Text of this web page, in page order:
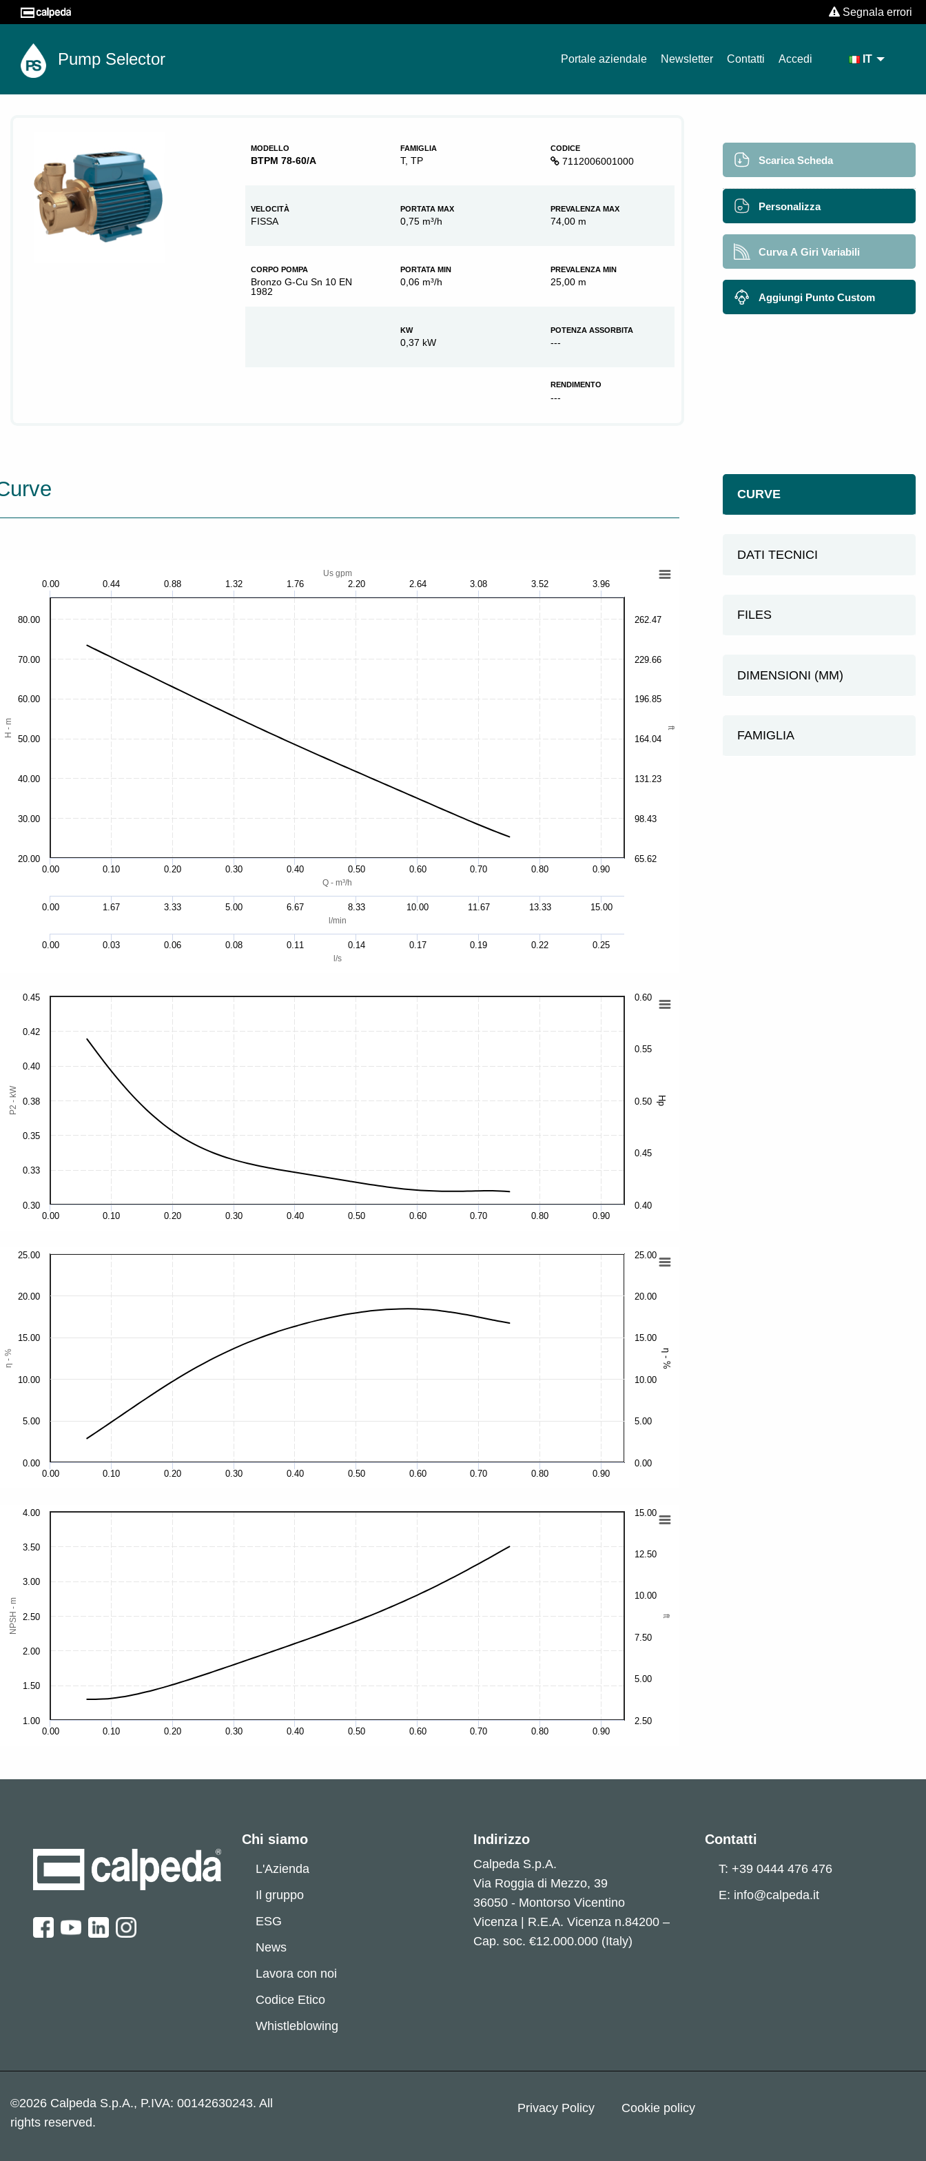
Segnala errori
Pump Selector Portale aziendale Newsletter Contatti Accedi IT
MODELLO
BTPM 78-60/A
FAMIGLIA
T, TP
CODICE
7112006001000
VELOCITÀ
FISSA
PORTATA MAX
0,75 m³/h
PREVALENZA MAX
74,00 m
CORPO POMPA
Bronzo G-Cu Sn 10 EN
1982
PORTATA MIN
0,06 m³/h
PREVALENZA MIN
25,00 m
KW
0,37 kW
POTENZA ASSORBITA
---
RENDIMENTO
---
Scarica Scheda
Personalizza
Curva A Giri Variabili
Aggiungi Punto Custom
Q - m³/h
l/min
l/s
Us gpm
H - m ft
0.00 0.10 0.20 0.30 0.40 0.50 0.60 0.70 0.80 0.90
0.00 1.67 3.33 5.00 6.67 8.33 10.00 11.67 13.33 15.00
0.00 0.03 0.06 0.08 0.11 0.14 0.17 0.19 0.22 0.25
0.00 0.44 0.88 1.32 1.76 2.20 2.64 3.08 3.52 3.96
20.00
30.00
40.00
50.00
60.00
70.00
80.00
65.62
98.43
131.23
164.04
196.85
229.66
262.47
P2 - kW Hp
0.00 0.10 0.20 0.30 0.40 0.50 0.60 0.70 0.80 0.90
0.30
0.40
0.33
0.35
0.38
0.42
0.45
0.40
0.45
0.50
0.55
0.60
η - % η - %
0.00 0.10 0.20 0.30 0.40 0.50 0.60 0.70 0.80 0.90
0.00
5.00
10.00
15.00
20.00
25.00
0.00
5.00
10.00
15.00
20.00
25.00
NPSH - m ft
0.00 0.10 0.20 0.30 0.40 0.50 0.60 0.70 0.80 0.90
1.00
1.50
2.00
2.50
3.00
3.50
4.00
5.00
10.00
2.50
7.50
12.50
15.00
CURVE
DATI TECNICI
FILES
DIMENSIONI (MM)
FAMIGLIA
Chi siamo
L'Azienda
Il gruppo
ESG
News
Lavora con noi
Codice Etico
Whistleblowing
Indirizzo
Calpeda S.p.A.
Via Roggia di Mezzo, 39
36050 - Montorso Vicentino
Vicenza | R.E.A. Vicenza n.84200 –
Cap. soc. €12.000.000 (Italy)
Contatti
T: +39 0444 476 476
E: info@calpeda.it
©2026 Calpeda S.p.A., P.IVA: 00142630243. All
rights reserved.
Privacy Policy Cookie policy